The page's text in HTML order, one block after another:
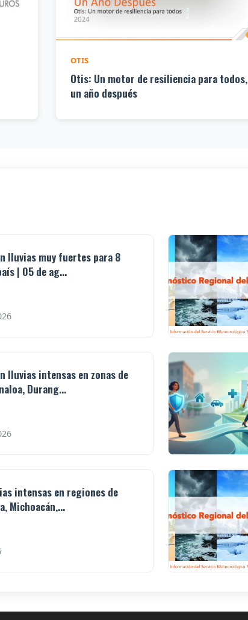
OTIS
Otis: Un motor de resiliencia para todos,
un año después
lluvias muy fuertes para 8
| 05 de ag...
lluvias intensas en zonas de
Durang...
intensas en regiones de
Michoacán,...